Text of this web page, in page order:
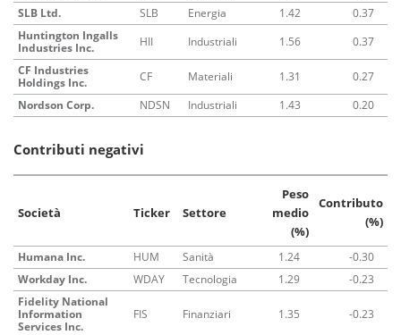
SLB Ltd.
SLB Energia 1.42
0.37
Huntington Ingalls
Industries Inc.
HII Industriali 1.56
0.37
CF Industries
Holdings Inc.
CF Materiali 1.31
0.27
Nordson Corp.
NDSN Industriali 1.43 0.20
Contributi negativi
Società Ticker Settore
Peso
medio
(%)
Contributo
(%)
Humana Inc. HUM Sanità 1.24
-0.30
Workday Inc.
WDAY Tecnologia 1.29
-0.23
Fidelity National
Information
Services Inc.
FIS Finanziari 1.35 -0.23